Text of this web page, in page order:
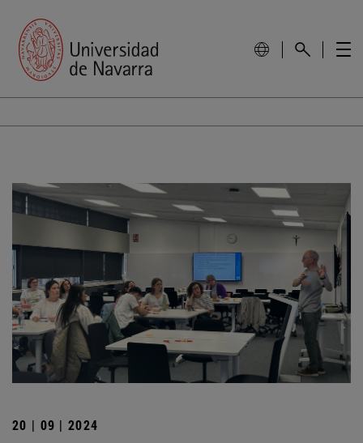
20 | 09 | 2024